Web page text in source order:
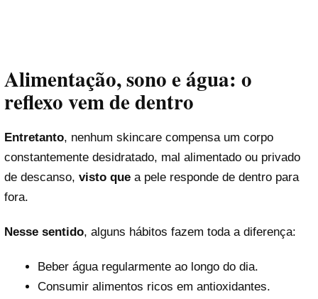
Alimentação, sono e água: o
reflexo vem de dentro
Entretanto, nenhum skincare compensa um corpo
constantemente desidratado, mal alimentado ou privado
de descanso, visto que a pele responde de dentro para
fora.
Nesse sentido, alguns hábitos fazem toda a diferença:
Beber água regularmente ao longo do dia.
Consumir alimentos ricos em antioxidantes.